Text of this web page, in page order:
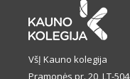
VšĮ Kauno kolegija
Pramonės pr. 20, LT-